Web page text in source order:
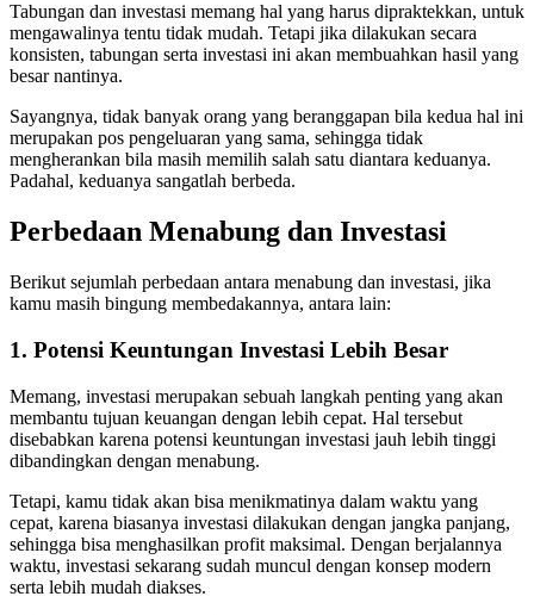
Tabungan dan investasi memang hal yang harus dipraktekkan, untuk
mengawalinya tentu tidak mudah. Tetapi jika dilakukan secara
konsisten, tabungan serta investasi ini akan membuahkan hasil yang
besar nantinya.
Sayangnya, tidak banyak orang yang beranggapan bila kedua hal ini
merupakan pos pengeluaran yang sama, sehingga tidak
mengherankan bila masih memilih salah satu diantara keduanya.
Padahal, keduanya sangatlah berbeda.
Perbedaan Menabung dan Investasi
Berikut sejumlah perbedaan antara menabung dan investasi, jika
kamu masih bingung membedakannya, antara lain:
1. Potensi Keuntungan Investasi Lebih Besar
Memang, investasi merupakan sebuah langkah penting yang akan
membantu tujuan keuangan dengan lebih cepat. Hal tersebut
disebabkan karena potensi keuntungan investasi jauh lebih tinggi
dibandingkan dengan menabung.
Tetapi, kamu tidak akan bisa menikmatinya dalam waktu yang
cepat, karena biasanya investasi dilakukan dengan jangka panjang,
sehingga bisa menghasilkan profit maksimal. Dengan berjalannya
waktu, investasi sekarang sudah muncul dengan konsep modern
serta lebih mudah diakses.